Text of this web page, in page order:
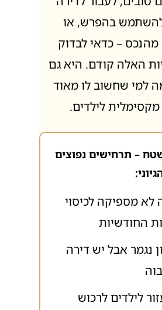
בהפרש, או
– כדאי לבדוק
האלה קודם. היא גם
למי שחשוב לו מאוד
לילדים.
– תרחישים נפוצים
לא מספיקה לכיסוי
החודשיות
נגמר אבל יש דירה
לילדים לרכוש